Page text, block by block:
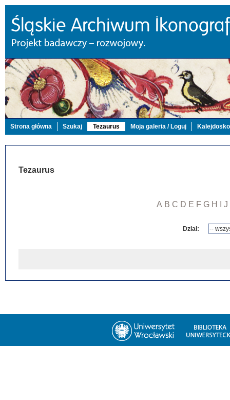
Strona główna Szukaj Tezaurus Moja galeria / Loguj
Tezaurus
A B C D E F G H J
Dział: